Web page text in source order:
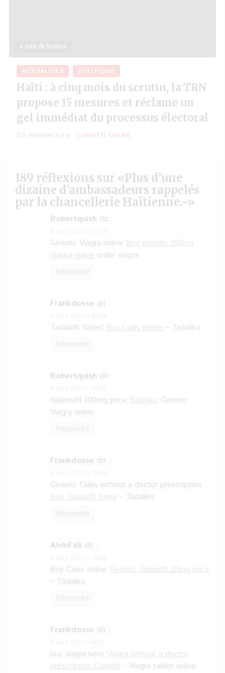
4 min de lecture
ACTUALITÉS POLITIQUE
Haïti : à cinq mois du scrutin, la TRN
propose 15 mesures et réclame un
gel immédiat du processus électoral
2 semaines il y a JUDITH COLAS
189 réflexions sur «Plus d’une
dizaine d’ambassadeurs rappelés
par la chancellerie Haïtienne.-»
Robertquish dit :
Generic Viagra online Buy generic 100mg
Viagra online order viagra
Frankdosse dit :
Tadalafil Tablet Buy Cialis online – Tadaliko
Robertquish dit :
Sildenafil 100mg price Sildoliko Generic
Viagra online
Frankdosse dit :
Generic Cialis without a doctor prescription
Buy Tadalafil 10mg – Tadaliko
AlvinFab dit :
Buy Cialis online Generic Tadalafil 20mg price
– Tadaliko
Frankdosse dit :
buy viagra here Viagra without a doctor
prescription Canada – Viagra tablet online